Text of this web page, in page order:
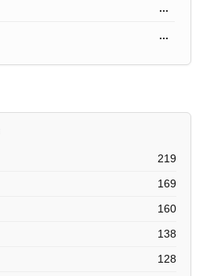
...
...
219
169
160
138
128